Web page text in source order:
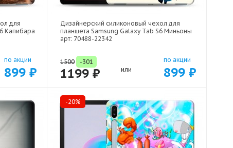
для
Капибара
по акции
899 ₽
Дизайнерский силиконовый чехол для
планшета Samsung Galaxy Tab S6 Миньоны
арт: 70488-22342
1500 -301
1199 ₽ или
по акции
899 ₽
-20%